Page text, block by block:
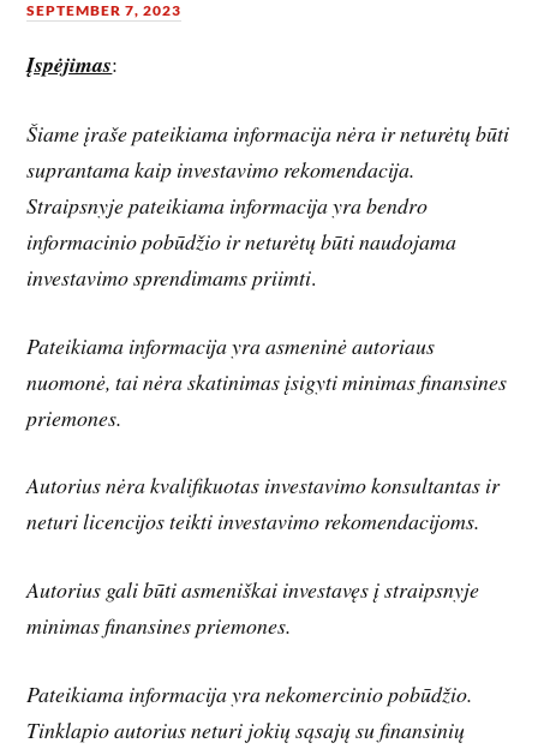
SEPTEMBER 7, 2023
Įspėjimas:
Šiame įraše pateikiama informacija nėra ir neturėtų būti
suprantama kaip investavimo rekomendacija.
Straipsnyje pateikiama informacija yra bendro
informacinio pobūdžio ir neturėtų būti naudojama
investavimo sprendimams priimti.
Pateikiama informacija yra asmeninė autoriaus
nuomonė, tai nėra skatinimas įsigyti minimas finansines
priemones.
Autorius nėra kvalifikuotas investavimo konsultantas ir
neturi licencijos teikti investavimo rekomendacijoms.
Autorius gali būti asmeniškai investavęs į straipsnyje
minimas finansines priemones.
Pateikiama informacija yra nekomercinio pobūdžio.
Tinklapio autorius neturi jokių sąsajų su finansinių